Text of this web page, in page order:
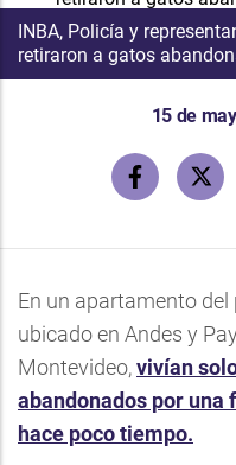
INBA, Policía y
retiraron a gatos
15 de
En un apartamento
ubicado en Andes y
Montevideo,vivían
abandonados por
hace poco tiempo.